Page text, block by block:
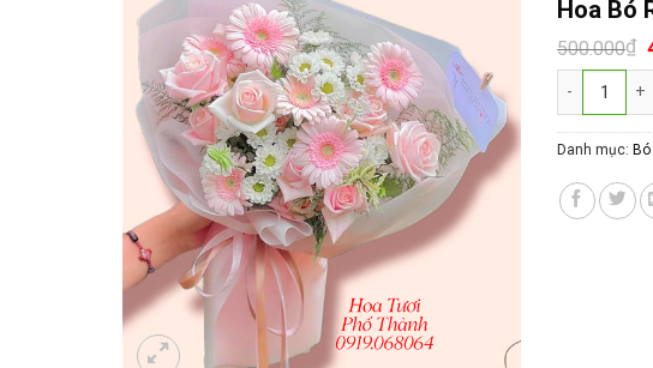
Hoa Bó
500.000₫
Hoa Bó Rẻ
Danh mục: